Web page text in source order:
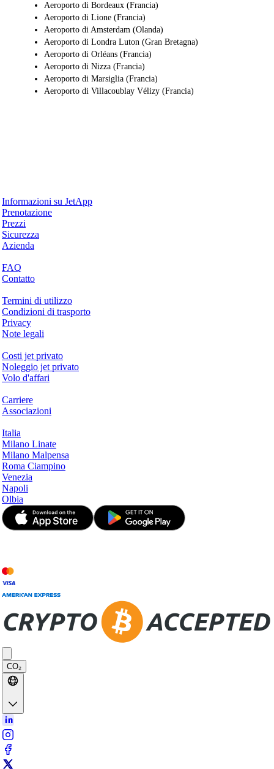
Aeroporto di Bordeaux (Francia)
Aeroporto di Lione (Francia)
Aeroporto di Amsterdam (Olanda)
Aeroporto di Londra Luton (Gran Bretagna)
Aeroporto di Orléans (Francia)
Aeroporto di Nizza (Francia)
Aeroporto di Marsiglia (Francia)
Aeroporto di Villacoublay Vélizy (Francia)
Informazioni su JetApp
Prenotazione
Prezzi
Sicurezza
Azienda
FAQ
Contatto
Termini di utilizzo
Condizioni di trasporto
Privacy
Note legali
Costi jet privato
Noleggio jet privato
Volo d'affari
Carriere
Associazioni
Italia
Milano Linate
Milano Malpensa
Roma Ciampino
Venezia
Napoli
Olbia
CO₂